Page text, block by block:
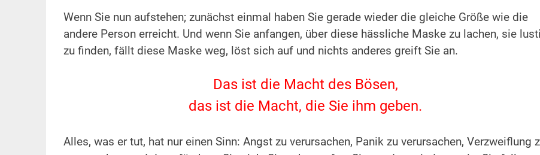
Wenn Sie nun aufstehen; zunächst einmal haben Sie gerade wieder die gleiche Größe wie die
andere Person erreicht. Und wenn Sie anfangen, über diese hässliche Maske zu lachen, sie
zu finden, fällt diese Maske weg, löst sich auf und nichts anderes greift Sie an.
Das ist die Macht des Bösen,
das ist die Macht, die Sie ihm geben.
Alles, was er tut, hat nur einen Sinn: Angst zu verursachen, Panik zu verursachen, Verzweiflung